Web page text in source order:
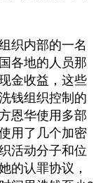
织内部的一名
各地的人员那
金收益，这些
钱组织控制的
恩华使用多部
用了几个加密
活动分子和位
的认罪协议，